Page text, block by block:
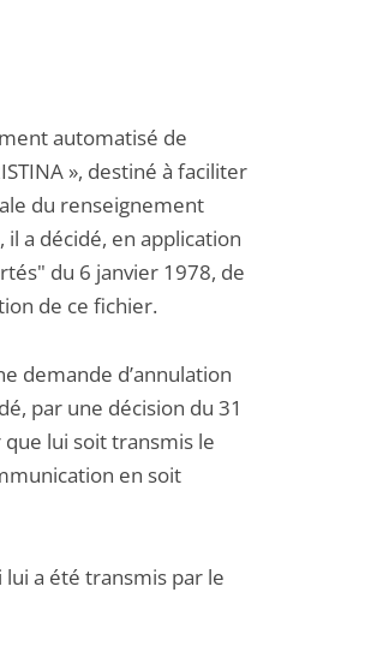
automatisé de
», destiné à faciliter
du renseignement
a décidé, en application
du 6 janvier 1978, de
de ce fichier.
demande d’annulation
par une décision du 31
lui soit transmis le
en soit
a été transmis par le